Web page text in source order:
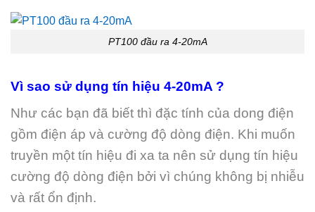
PT100 đầu ra 4-20mA
Vì sao sử dụng tín hiệu 4-20mA ?
Như các bạn đã biết thì đặc tính của dong điện
gồm điện áp và cường độ dòng điện. Khi muốn
truyền một tín hiệu đi xa ta nên sử dụng tín hiệu
cường độ dòng điện bởi vì chúng không bị nhiễu
và rất ổn định.